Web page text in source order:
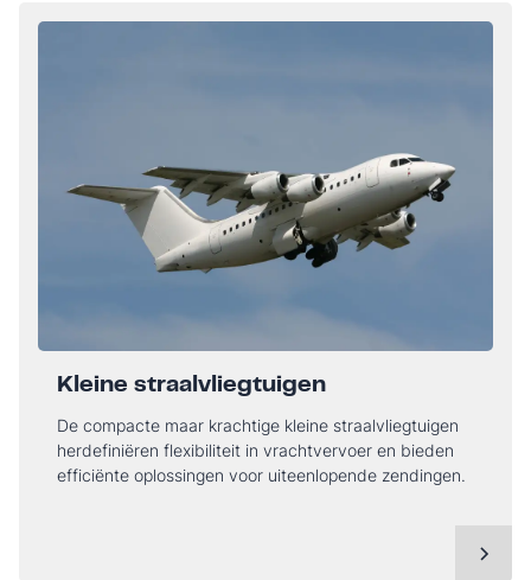
Kleine straalvliegtuigen
De compacte maar krachtige kleine straalvliegtuigen
herdefiniëren flexibiliteit in vrachtvervoer en bieden
efficiënte oplossingen voor uiteenlopende zendingen.